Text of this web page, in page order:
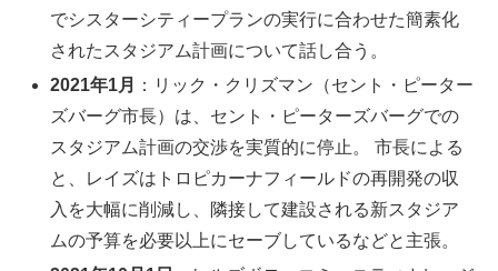
でシスターシティープランの実行に合わせた簡素化
されたスタジアム計画について話し合う。
2021年1月
：リック・クリズマン（セント・ピーター
ズバーグ市長）は、セント・ピーターズバーグでの
スタジアム計画の交渉を実質的に停止。 市長による
と、レイズはトロピカーナフィールドの再開発の収
入を大幅に削減し、隣接して建設される新スタジア
ムの予算を必要以上にセーブしているなどと主張。